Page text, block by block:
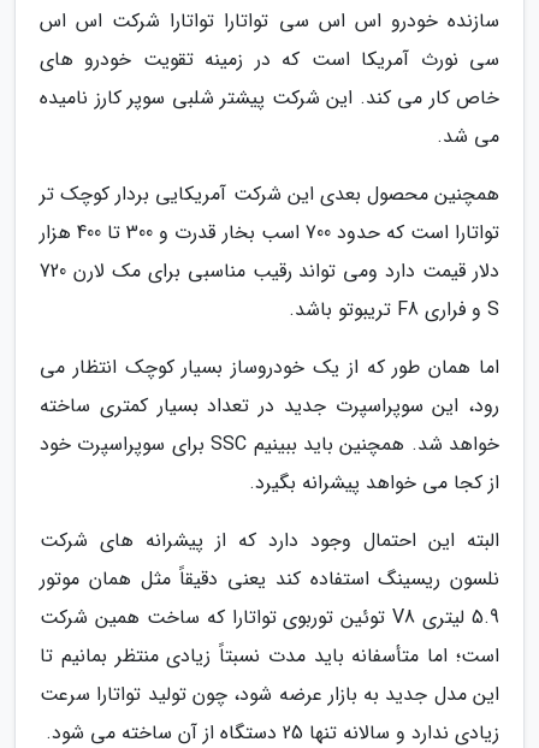
سازنده خودرو اس اس سی تواتارا تواتارا شرکت اس اس
سی نورث آمریکا است که در زمینه تقویت خودرو های
خاص کار می کند. این شرکت پیشتر شلبی سوپر کارز نامیده
می شد.
همچنین محصول بعدی این شرکت آمریکایی بردار کوچک تر
تواتارا است که حدود 700 اسب بخار قدرت و 300 تا 400 هزار
دلار قیمت دارد ومی تواند رقیب مناسبی برای مک لارن 720
S و فراری F8 تریبوتو باشد.
اما همان طور که از یک خودروساز بسیار کوچک انتظار می
رود، این سوپراسپرت جدید در تعداد بسیار کمتری ساخته
خواهد شد. همچنین باید ببینیم SSC برای سوپراسپرت خود
از کجا می خواهد پیشرانه بگیرد.
البته این احتمال وجود دارد که از پیشرانه های شرکت
نلسون ریسینگ استفاده کند یعنی دقیقاً مثل همان موتور
5.9 لیتری V8 توئین توربوی تواتارا که ساخت همین شرکت
است؛ اما متأسفانه باید مدت نسبتاً زیادی منتظر بمانیم تا
این مدل جدید به بازار عرضه شود، چون تولید تواتارا سرعت
زیادی ندارد و سالانه تنها 25 دستگاه از آن ساخته می شود.